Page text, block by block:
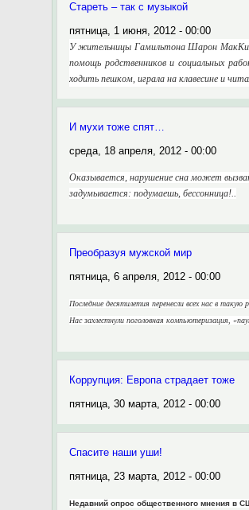
Стареть – так с музыкой
пятница, 1 июня, 2012 - 00:00
У жительницы Гамильтона Шарон
помощь родственников и социальных
ходить пешком, играла на клавесине и
И мухи тоже спят…
среда, 18 апреля, 2012 - 00:00
Оказывается, нарушение сна может
задумывается: подумаешь, бессонница!..
Преобразуя мужской мир
пятница, 6 апреля, 2012 - 00:00
Последние десятилетия перенесли всех нас в
Нас захлестнули поголовная компьютеризация,
Коррупция: Европа страдает тоже
пятница, 30 марта, 2012 - 00:00
Спасите наши уши!
пятница, 23 марта, 2012 - 00:00
Недавний опрос общественного мнения в